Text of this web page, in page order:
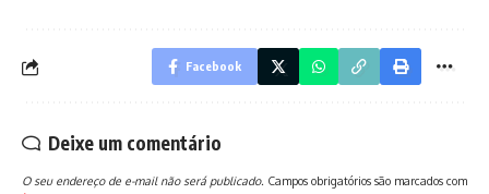
Facebook
Deixe um comentário
O seu endereço de e-mail não será publicado. Campos obrigatórios são marcados com